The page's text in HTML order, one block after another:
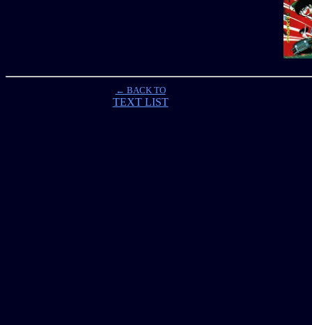
← BACK TO
TEXT LIST